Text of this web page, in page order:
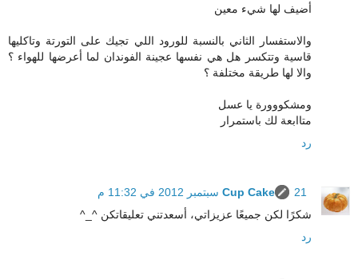
أضيف لها شيء معين
والاستفسار الثاني بالنسبة للورود اللي تجيك على التورتة وتاكليها
قاسية وتتكسر هل هي نفسها عجينة الفوندان لما أعرضها للهواء ؟
والا لها طريقة مختلفة ؟
ومشكووورة يا عسل
متاابعة لك باستمرار
رد
Cup Cake
21 سبتمبر 2012 في 11:32 م
شكرًا لكن جميعًا عزيزاتي، أسعدتني تعليقاتكن ^_^
رد